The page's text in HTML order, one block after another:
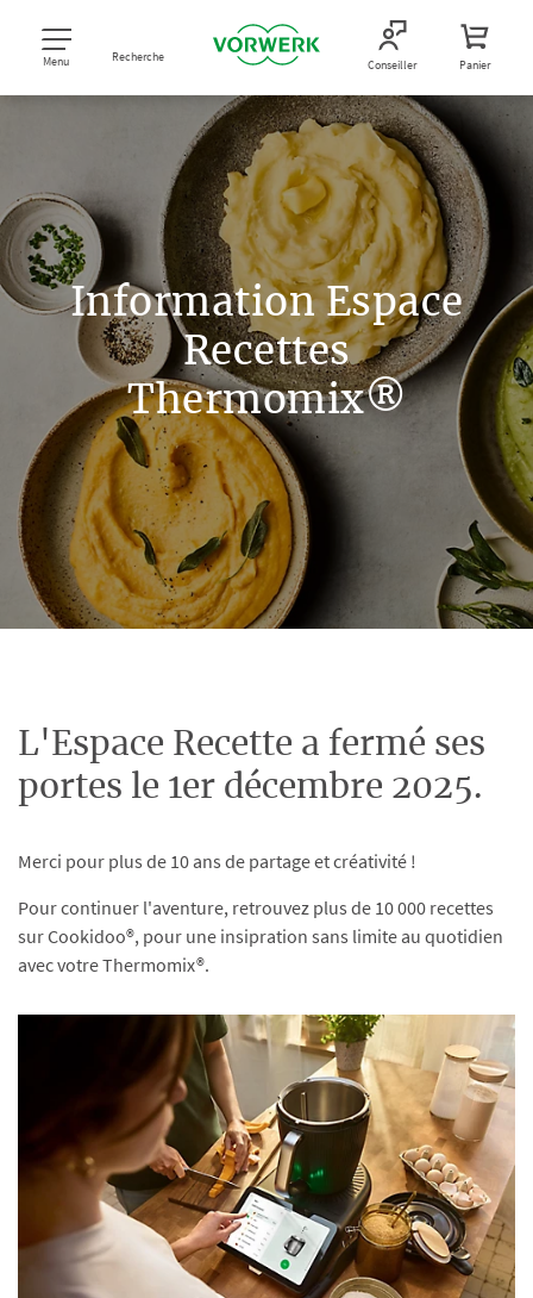
Menu Recherche Conseiller Panier
Information Espace
Recettes
Thermomix®
L'Espace Recette a fermé ses
portes le 1er décembre 2025.
Merci pour plus de 10 ans de partage et créativité !
Pour continuer l'aventure, retrouvez plus de 10 000 recettes
sur Cookidoo®, pour une insipration sans limite au quotidien
avec votre Thermomix®.